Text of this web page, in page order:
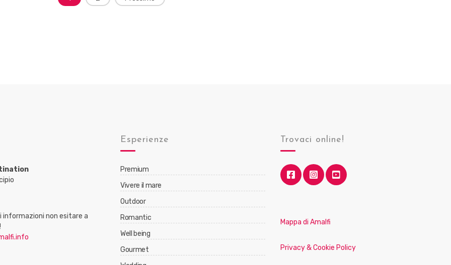
informazioni non esitare a
Esperienze
Premium
Vivere il mare
Outdoor
Romantic
Well being
Gourmet
Trovaci online!
Mappa di Amalfi
Privacy & Cookie Policy